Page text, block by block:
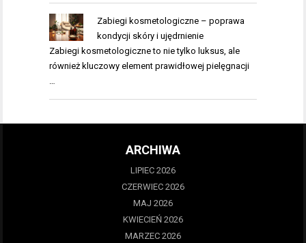
Zabiegi kosmetologiczne – poprawa
kondycji skóry i ujędrnienie
Zabiegi kosmetologiczne to nie tylko luksus, ale
również kluczowy element prawidłowej pielęgnacji
…
ARCHIWA
LIPIEC 2026
CZERWIEC 2026
MAJ 2026
KWIECIEŃ 2026
MARZEC 2026